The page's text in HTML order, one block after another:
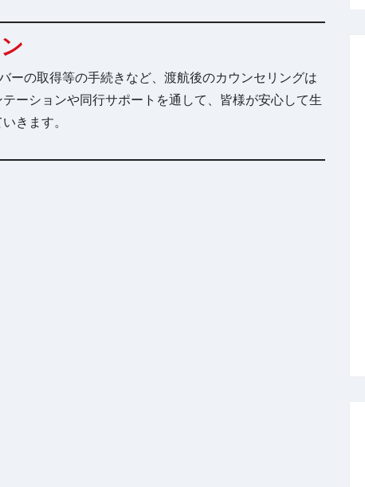
ーの取得等の手続きなど、渡航後のカウンセリングは
ーションや同行サポートを通して、皆様が安心して生
きます。